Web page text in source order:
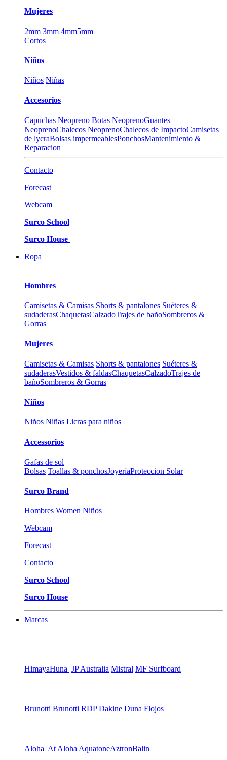
Mujeres
2mm 3mm 4mm5mm
Cortos
Niños
Niños Niñas
Accesorios
Capuchas Neopreno Botas NeoprenoGuantes
NeoprenoChalecos NeoprenoChalecos de ImpactoCamisetas
de lycraBolsas impermeablesPonchosMantenimiento &
Reparacion
Contacto
Forecast
Webcam
Surco School
Surco House
Ropa
Hombres
Camisetas & Camisas Shorts & pantalones Suéteres &
sudaderasChaquetasCalzadoTrajes de bañoSombreros &
Gorras
Mujeres
Camisetas & Camisas Shorts & pantalones Suéteres &
sudaderasVestidos & faldasChaquetasCalzadoTrajes de
bañoSombreros & Gorras
Niños
Niños Niñas Licras para niños
Accessorios
Gafas de sol
Bolsas Toallas & ponchosJoyeríaProteccion Solar
Surco Brand
Hombres Women Niños
Webcam
Forecast
Contacto
Surco School
Surco House
Marcas
HimayaHuna JP Australia Mistral MF Surfboard
Brunotti Brunotti RDP Dakine Duna Flojos
Aloha At Aloha AquatoneAztronBalin